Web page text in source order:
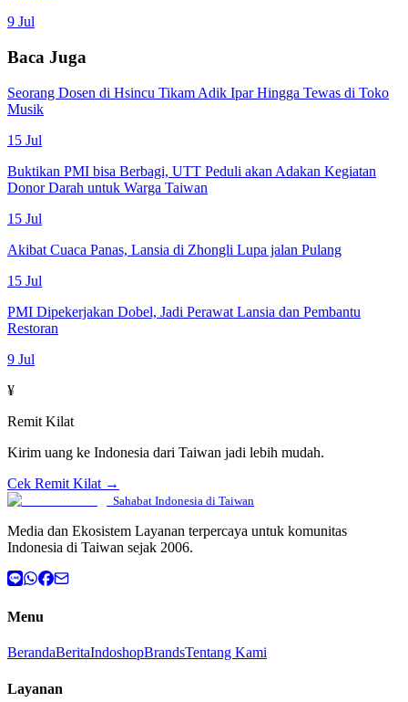
9 Jul
Baca Juga
Seorang Dosen di Hsincu Tikam Adik Ipar Hingga Tewas di Toko
Musik
15 Jul
Buktikan PMI bisa Berbagi, UTT Peduli akan Adakan Kegiatan
Donor Darah untuk Warga Taiwan
15 Jul
Akibat Cuaca Panas, Lansia di Zhongli Lupa jalan Pulang
15 Jul
PMI Dipekerjakan Dobel, Jadi Perawat Lansia dan Pembantu
Restoran
9 Jul
¥
Remit Kilat
Kirim uang ke Indonesia dari Taiwan jadi lebih mudah.
Cek Remit Kilat →
Sahabat Indonesia di Taiwan
Media dan Ekosistem Layanan terpercaya untuk komunitas
Indonesia di Taiwan sejak 2006.
Menu
BerandaBeritaIndoshopBrandsTentang Kami
Layanan